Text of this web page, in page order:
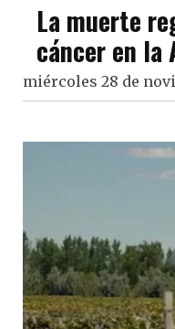
La muerte
cáncer en la
miércoles 28 de